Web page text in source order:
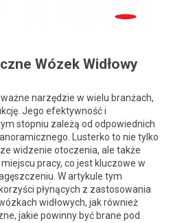
Wózek Widłowy
narzędzie w wielu branżach,
Jego efektywność i
stopniu zależą od odpowiednich
Lusterko to nie tylko
widzenie otoczenia, ale także
pracy, co jest kluczowe w
W artykule tym
płynących z zastosowania
widłowych, jak również
jakie powinny być brane pod